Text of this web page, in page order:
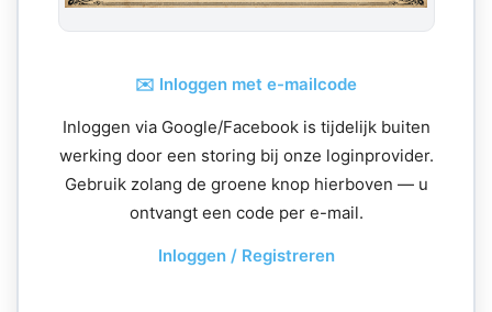
✉️ Inloggen met e-mailcode
Inloggen via Google/Facebook is tijdelijk buiten
werking door een storing bij onze loginprovider.
Gebruik zolang de groene knop hierboven — u
ontvangt een code per e-mail.
Inloggen / Registreren